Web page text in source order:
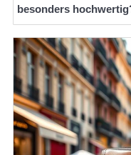
besonders